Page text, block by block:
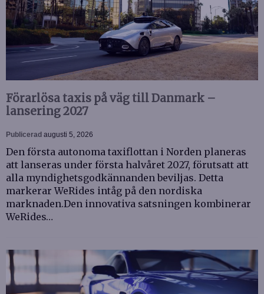
Förarlösa taxis på väg till Danmark –
lansering 2027
Publicerad augusti 5, 2026
Den första autonoma taxiflottan i Norden planeras
att lanseras under första halvåret 2027, förutsatt att
alla myndighetsgodkännanden beviljas. Detta
markerar WeRides intåg på den nordiska
marknaden.Den innovativa satsningen kombinerar
WeRides…